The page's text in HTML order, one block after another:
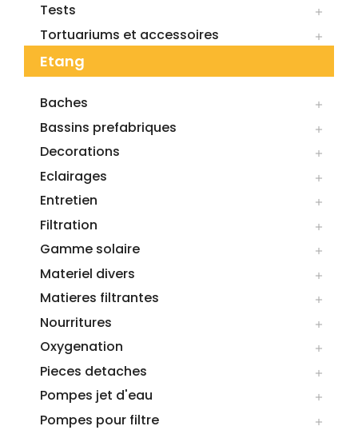
Tests 
Tortuariums et accessoires 
Etang
Baches 
Bassins prefabriques 
Decorations 
Eclairages 
Entretien 
Filtration 
Gamme solaire 
Materiel divers 
Matieres filtrantes 
Nourritures 
Oxygenation 
Pieces detaches 
Pompes jet d'eau 
Pompes pour filtre 